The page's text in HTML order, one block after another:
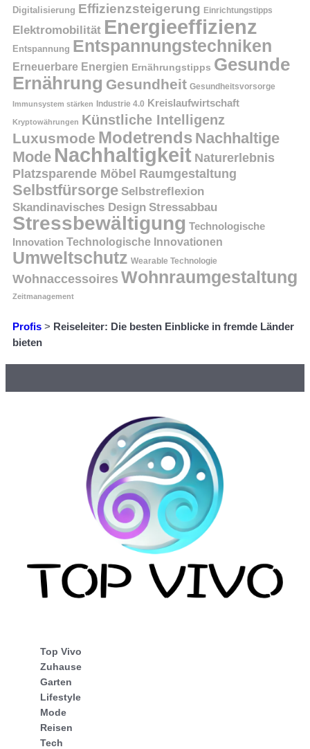
Digitalisierung Effizienzsteigerung Einrichtungstipps
Elektromobilität Energieeffizienz
Entspannung Entspannungstechniken
Erneuerbare Energien Ernährungstipps Gesunde
Ernährung Gesundheit Gesundheitsvorsorge
Immunsystem stärken Industrie 4.0 Kreislaufwirtschaft
Kryptowährungen Künstliche Intelligenz
Luxusmode Modetrends Nachhaltige
Mode Nachhaltigkeit Naturerlebnis
Platzsparende Möbel Raumgestaltung
Selbstfürsorge Selbstreflexion
Skandinavisches Design Stressabbau
Stressbewältigung Technologische
Innovation Technologische Innovationen
Umweltschutz Wearable Technologie
Wohnaccessoires Wohnraumgestaltung
Zeitmanagement
Profis > Reiseleiter: Die besten Einblicke in fremde Länder
bieten
Top Vivo
Zuhause
Garten
Lifestyle
Mode
Reisen
Tech